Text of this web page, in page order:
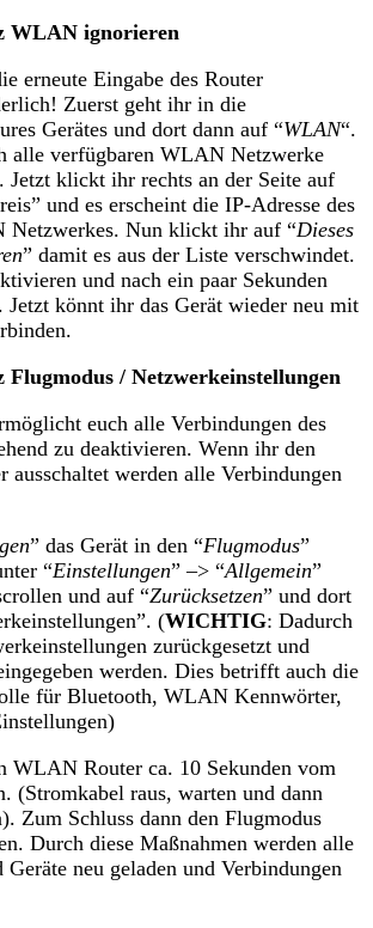
WLAN ignorieren
erneute Eingabe des Router
Zuerst geht ihr in die
Gerätes und dort dann auf “WLAN“.
alle verfügbaren WLAN Netzwerke
Jetzt klickt ihr rechts an der Seite auf
und es erscheint die IP-Adresse des
Netzwerkes. Nun klickt ihr auf “Dieses
” damit es aus der Liste verschwindet.
und nach ein paar Sekunden
könnt ihr das Gerät wieder neu mit
Flugmodus / Netzwerkeinstellungen
euch alle Verbindungen des
zu deaktivieren. Wenn ihr den
ausschaltet werden alle Verbindungen
” das Gerät in den “Flugmodus”
“Einstellungen” –> “Allgemein”
und auf “Zurücksetzen” und dort
(WICHTIG: Dadurch
zurückgesetzt und
werden. Dies betrifft auch die
für Bluetooth, WLAN Kennwörter,
WLAN Router ca. 10 Sekunden vom
(Stromkabel raus, warten und dann
Zum Schluss dann den Flugmodus
Durch diese Maßnahmen werden alle
neu geladen und Verbindungen